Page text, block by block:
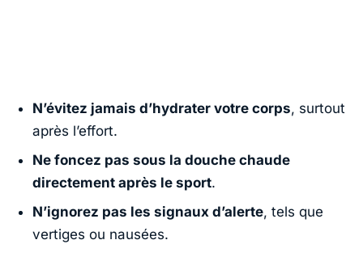
N’évitez jamais d’hydrater votre corps, surtout
après l’effort.
Ne foncez pas sous la douche chaude
directement après le sport.
N’ignorez pas les signaux d’alerte, tels que
vertiges ou nausées.